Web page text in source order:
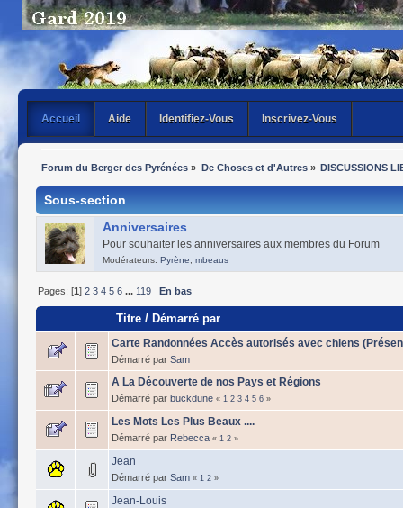
Accueil Aide Identifiez-Vous Inscrivez-Vous
Forum du Berger des Pyrénées » De Choses et d'Autres» DISCUSSIONS
Sous-section
Anniversaires
Pour souhaiter les anniversaires aux membres du Forum
Modérateurs: Pyrène, mbeaus
Pages: [1]2 3 4 5 6 ... 119 En bas
Titre /Démarré par
Carte Randonnées Accès autorisés avec chiens
Démarré par Sam
A La Découverte de nos Pays et Régions
Démarré par buckdune « 1 2 3 4 5 6 »
Les Mots Les Plus Beaux ....
Démarré par Rebecca « 1 2 »
Jean
Démarré par Sam « 1 2 »
Jean-Louis